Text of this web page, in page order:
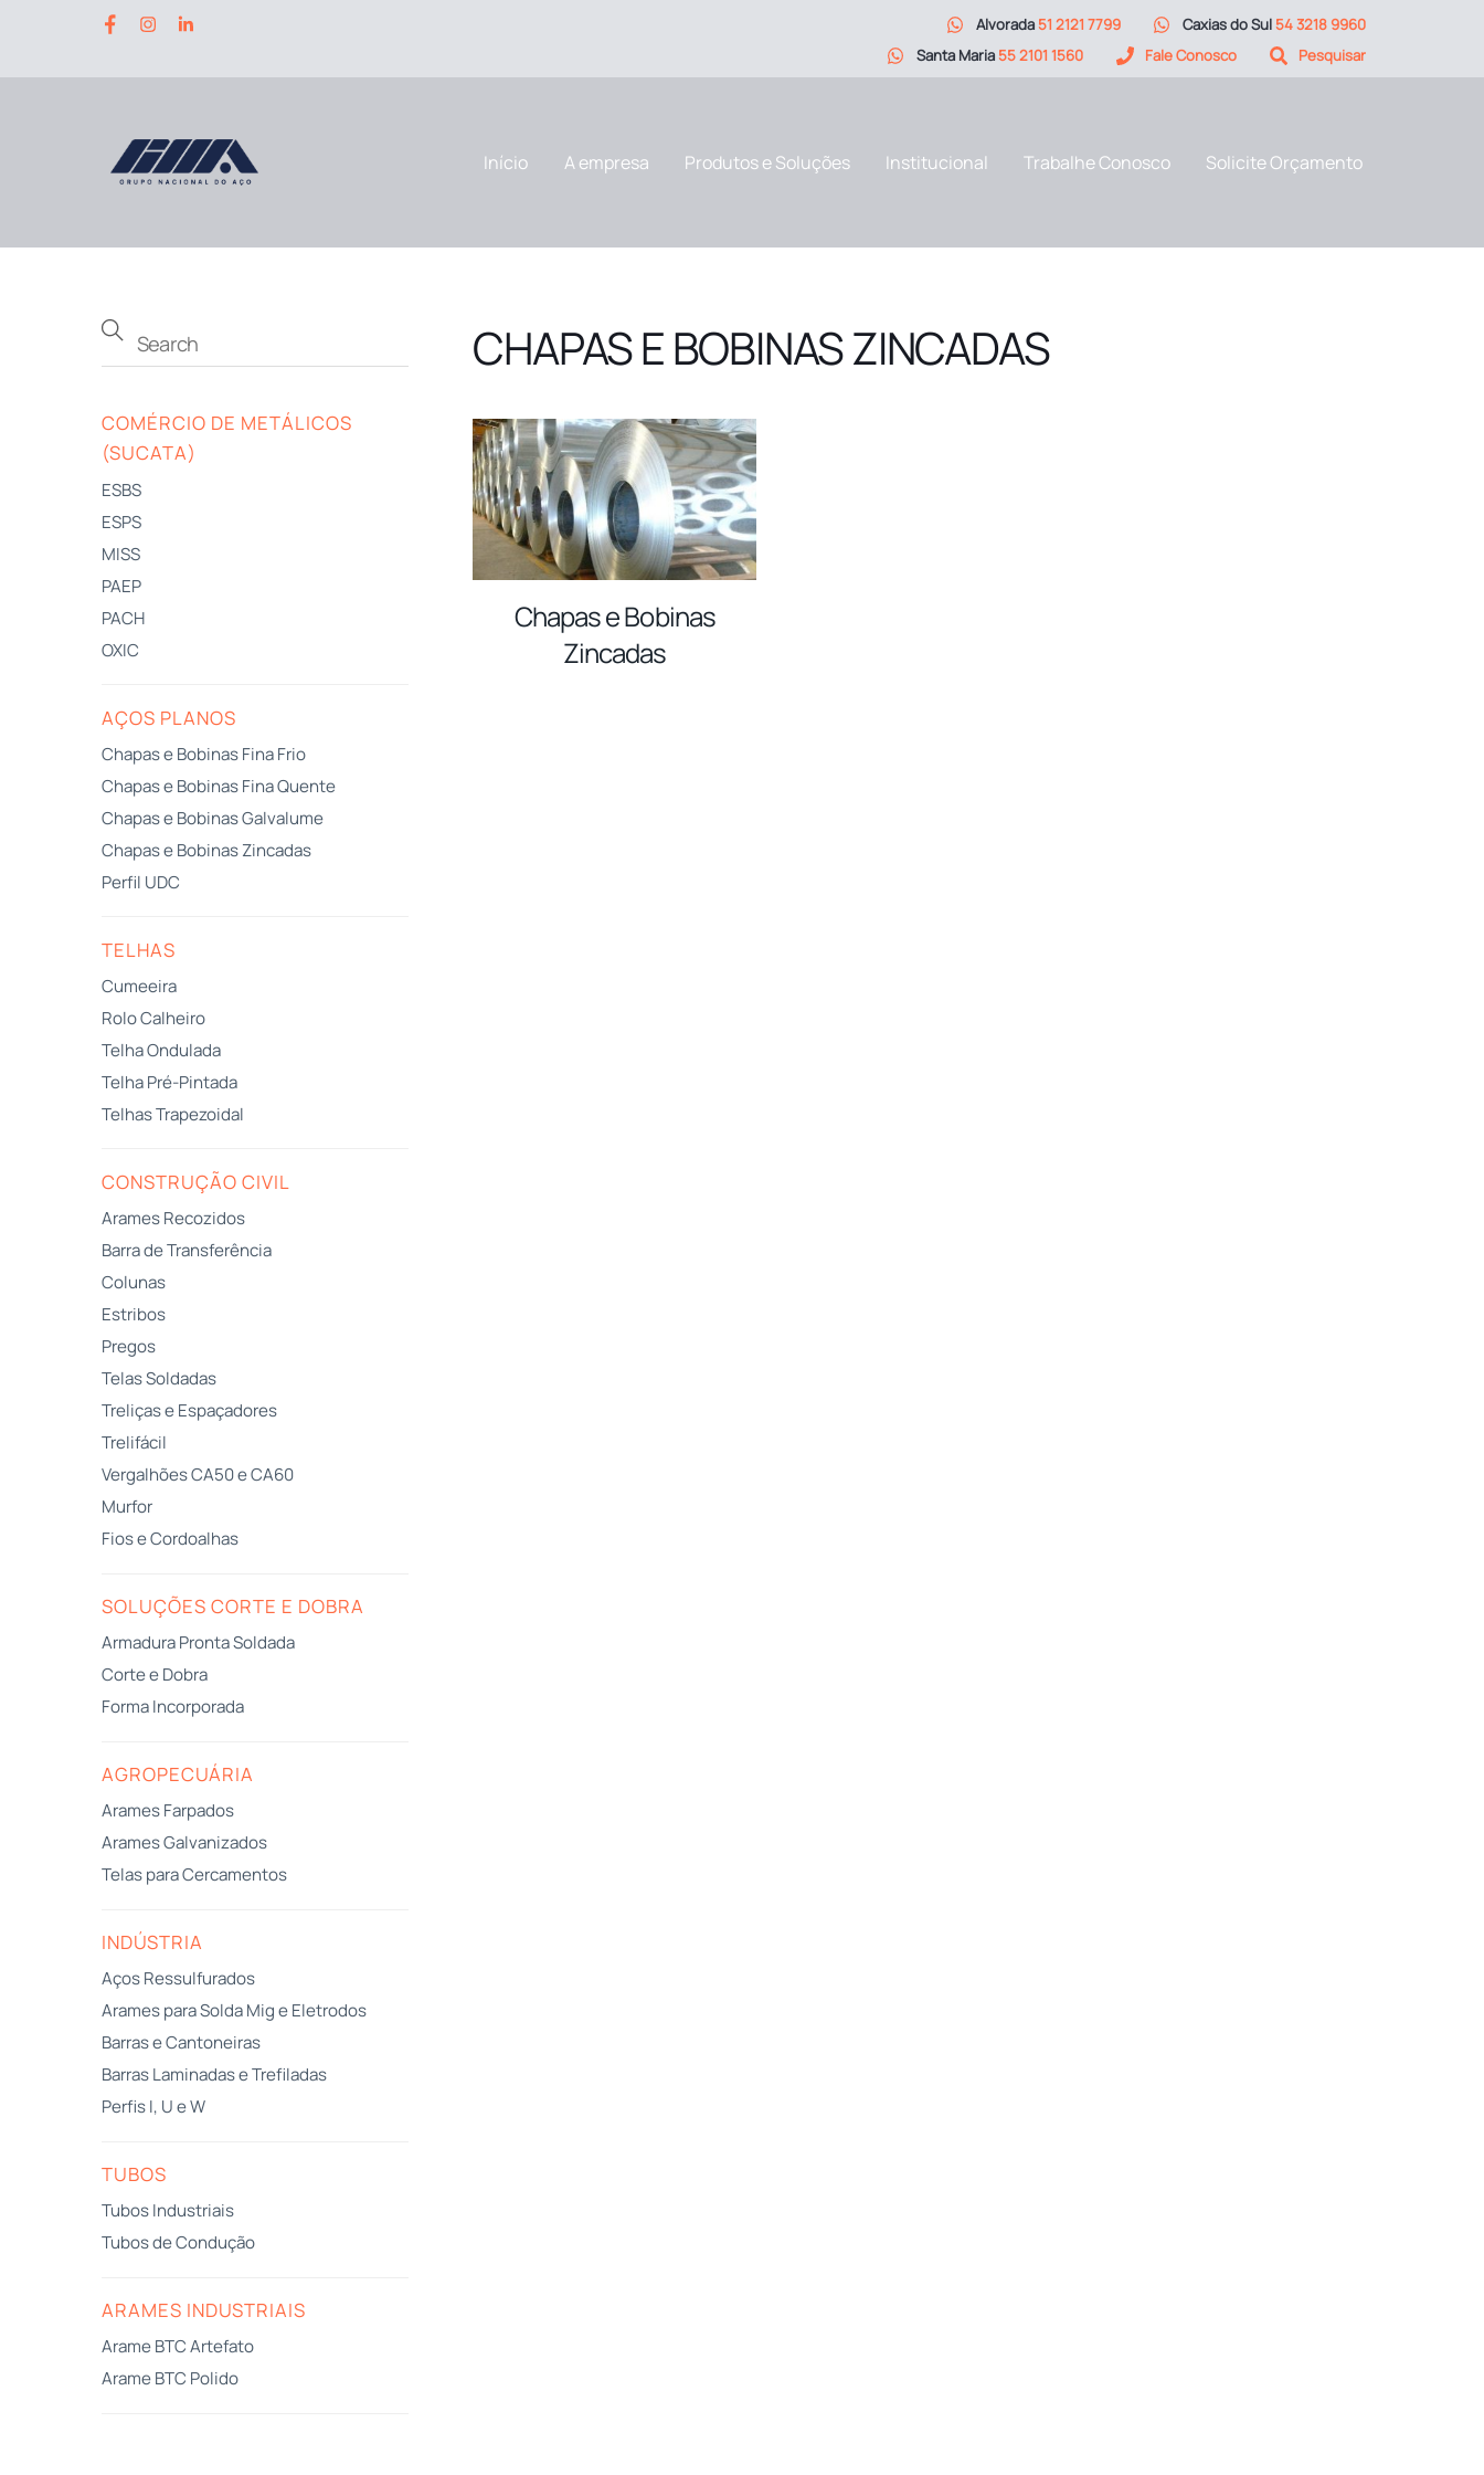
Alvorada51 2121 7799 Caxias do Sul54 3218 9960
Santa Maria55 2101 1560 Fale Conosco Pesquisar
Início A empresa Produtos e Soluções Institucional Trabalhe Conosco Solicite Orçamento
CHAPAS E BOBINAS ZINCADAS
Chapas e Bobinas
Zincadas
COMÉRCIO DE METÁLICOS
(SUCATA)
ESBS
ESPS
MISS
PAEP
PACH
OXIC
AÇOS PLANOS
Chapas e Bobinas Fina Frio
Chapas e Bobinas Fina Quente
Chapas e Bobinas Galvalume
Chapas e Bobinas Zincadas
Perfil UDC
TELHAS
Cumeeira
Rolo Calheiro
Telha Ondulada
Telha Pré-Pintada
Telhas Trapezoidal
CONSTRUÇÃO CIVIL
Arames Recozidos
Barra de Transferência
Colunas
Estribos
Pregos
Telas Soldadas
Treliças e Espaçadores
Trelifácil
Vergalhões CA50 e CA60
Murfor
Fios e Cordoalhas
SOLUÇÕES CORTE E DOBRA
Armadura Pronta Soldada
Corte e Dobra
Forma Incorporada
AGROPECUÁRIA
Arames Farpados
Arames Galvanizados
Telas para Cercamentos
INDÚSTRIA
Aços Ressulfurados
Arames para Solda Mig e Eletrodos
Barras e Cantoneiras
Barras Laminadas e Trefiladas
Perfis I, U e W
TUBOS
Tubos Industriais
Tubos de Condução
ARAMES INDUSTRIAIS
Arame BTC Artefato
Arame BTC Polido